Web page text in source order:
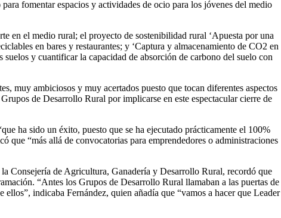
fomentar espacios y actividades de ocio para los jóvenes del medio
en el medio rural; el proyecto de sostenibilidad rural ‘Apuesta por una
en bares y restaurantes; y ‘Captura y almacenamiento de CO2 en
y cuantificar la capacidad de absorción de carbono del suelo con
muy ambiciosos y muy acertados puesto que tocan diferentes aspectos
de Desarrollo Rural por implicarse en este espectacular cierre de
ha sido un éxito, puesto que se ha ejecutado prácticamente el 100%
“más allá de convocatorias para emprendedores o administraciones
Consejería de Agricultura, Ganadería y Desarrollo Rural, recordó que
“Antes los Grupos de Desarrollo Rural llamaban a las puertas de
indicaba Fernández, quien añadía que “vamos a hacer que Leader